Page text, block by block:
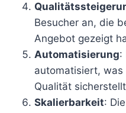
Besucher an, die
Angebot gezeigt
Automatisierung:
automatisiert,
Qualität
Skalierbarkeit: